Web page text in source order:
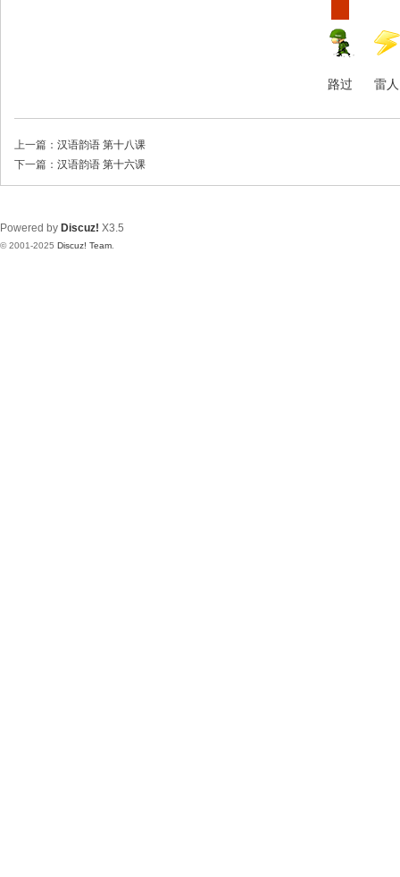
路过 雷人
上一篇： 汉语韵语 第十八课
下一篇： 汉语韵语 第十六课
Powered by Discuz! X3.5
© 2001-2025 Discuz! Team